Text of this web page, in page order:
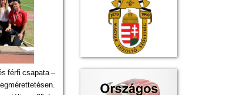
férfi csapata –